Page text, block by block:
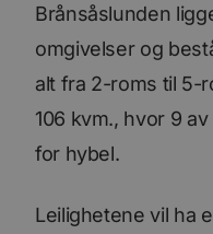
Brånsåslunden
omgivelser og
alt fra 2-roms til 5-
106 kvm., hvor 9
for hybel.
Leilighetene vil ha